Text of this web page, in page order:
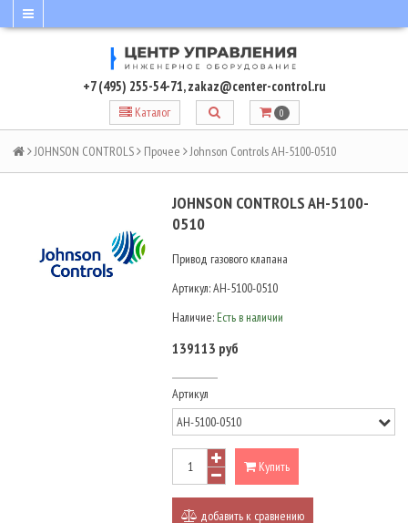
+7 (495) 255-54-71,zakaz@center-control.ru
Каталог 0
JOHNSON CONTROLS Прочее Johnson Controls AH-5100-0510
JOHNSON CONTROLS AH-5100-
0510
Привод газового клапана
Артикул:AH-5100-0510
Наличие: Есть в наличии
139113 руб
Артикул
Купить
добавить к сравнению